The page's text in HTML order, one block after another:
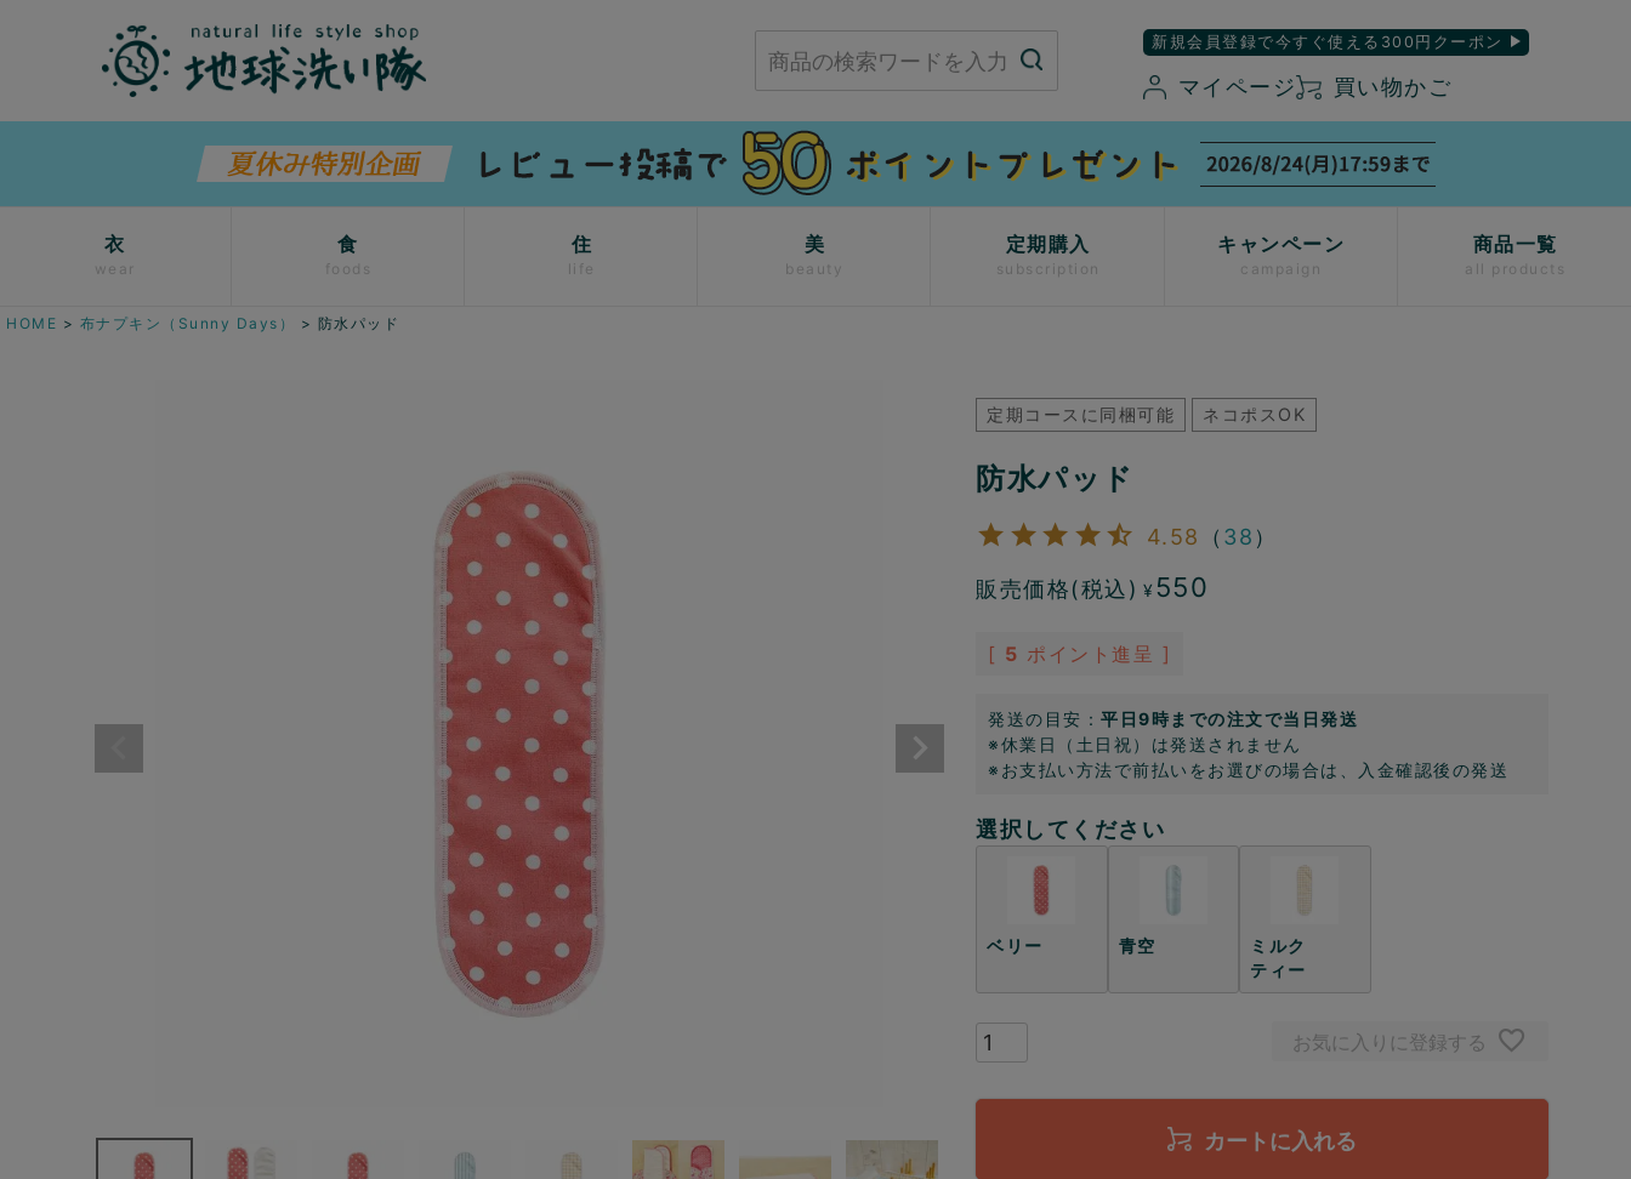
新規会員登録で今すぐ使える300円クーポン
マイページ 買い物かご
衣
wear
食
foods
住
life
美
beauty
定期購入
subscription
キャンペーン
campaign
商品一覧
all products
HOME 布ナプキン（Sunny Days） 防水パッド
定期コースに同梱可能 ネコポスOK
防水パッド
4.58 （ 38 ）
販売価格(税込) ¥ 550
[ 5 ポイント進呈 ]
発送の目安： 平日9時までの注文で当日発送
※休業日（土日祝）は発送されません
※お支払い方法で前払いをお選びの場合は、入金確認後の発送
選択してください
ベリー 青空
ミルク
ティー
お気に入りに登録する
カートに入れる